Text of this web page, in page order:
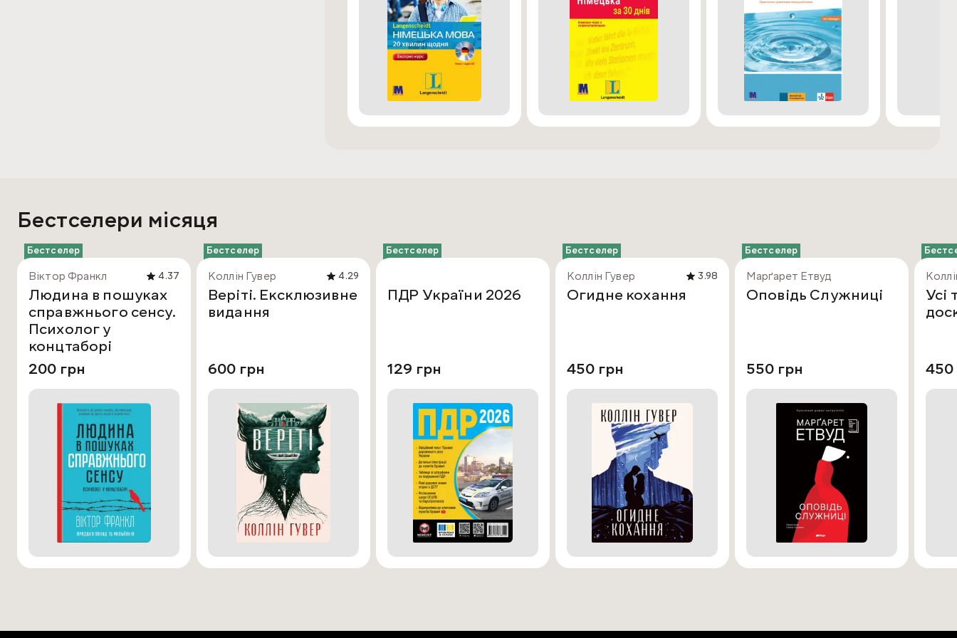
Бестселери місяця
Бестселер
Віктор Франкл 4.37
Людина в пошуках
справжнього сенсу.
Психолог у
концтаборі
200 грн
Бестселер
Коллін Гувер 4.29
Веріті. Ексклюзивне
видання
600 грн
Бестселер
ПДР України 2026
129 грн
Бестселер
Коллін Гувер 3.98
Огидне кохання
450 грн
Бестселер
Марґарет Етвуд
Оповідь Служниці
550 грн
Усі
450